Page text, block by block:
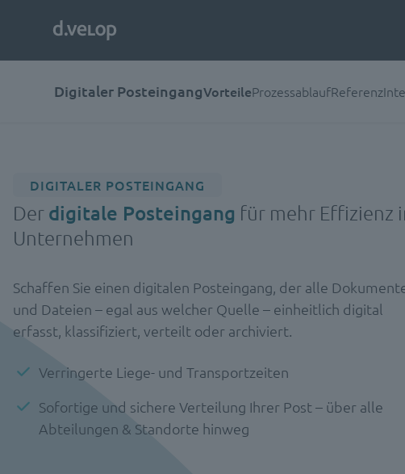
Digitaler PosteingangVorteileProzessablaufReferenz
DIGITALER POSTEINGANG
Der digitale Posteingang für mehr Effizienz
Unternehmen
Schaffen Sie einen digitalen Posteingang, der alle
und Dateien – egal aus welcher Quelle – einheitlich digital
erfasst, klassifiziert, verteilt oder archiviert.
Verringerte Liege- und Transportzeiten
Sofortige und sichere Verteilung Ihrer Post – über alle
Abteilungen & Standorte hinweg